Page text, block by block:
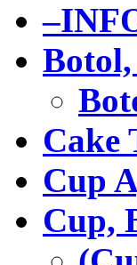
Cake
Cup
Cup,